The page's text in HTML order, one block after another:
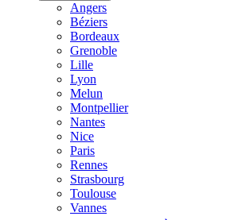
Angers
Béziers
Bordeaux
Grenoble
Lille
Lyon
Melun
Montpellier
Nantes
Nice
Paris
Rennes
Strasbourg
Toulouse
Vannes